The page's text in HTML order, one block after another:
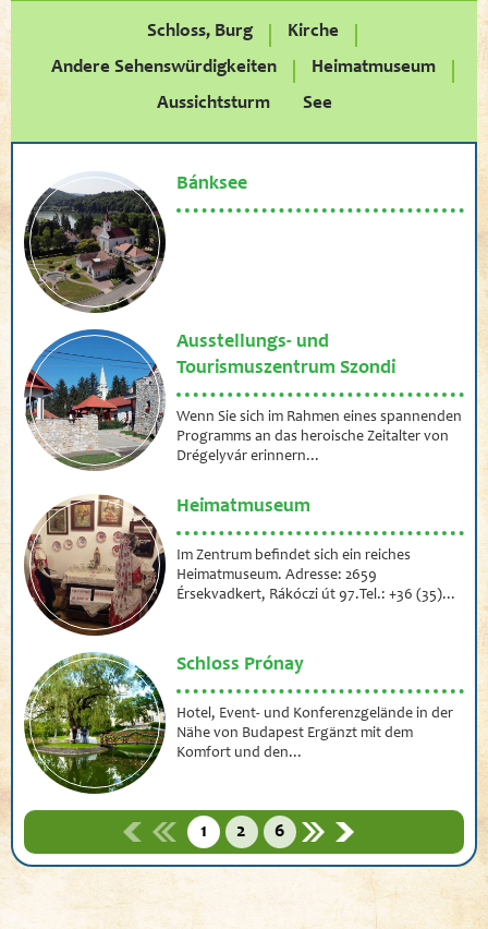
Schloss, Burg
Kirche
Andere Sehenswürdigkeiten
Heimatmuseum
Aussichtsturm
See
Bánksee
Ausstellungs- und
Tourismuszentrum Szondi
Wenn Sie sich im Rahmen eines spannenden
Programms an das heroische Zeitalter von
Drégelyvár erinnern...
Heimatmuseum
Im Zentrum befindet sich ein reiches
Heimatmuseum. Adresse: 2659
Érsekvadkert, Rákóczi út 97.Tel.: +36 (35)...
Schloss Prónay
Hotel, Event- und Konferenzgelände in der
Nähe von Budapest Ergänzt mit dem
Komfort und den...
1 2 6